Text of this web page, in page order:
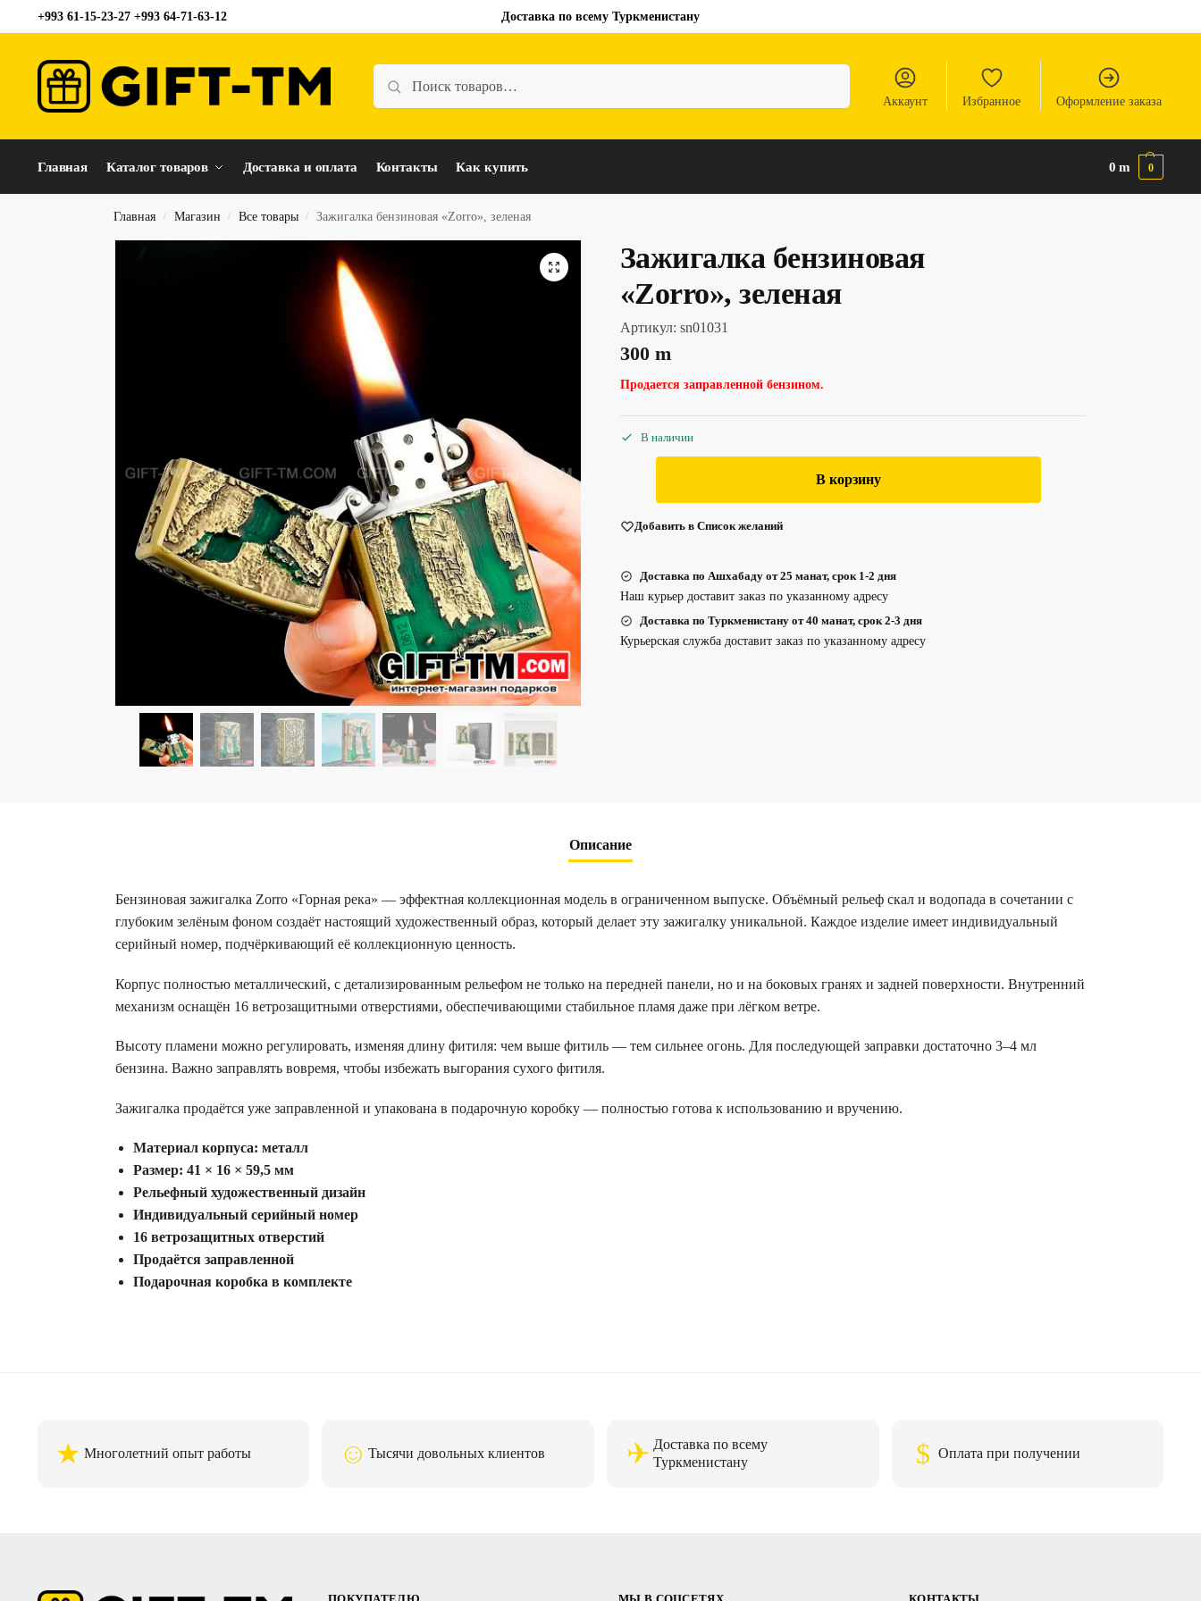
+993 61-15-23-27 +993 64-71-63-12 Доставка по всему Туркменистану
Аккаунт Избранное Оформление заказа
Главная Каталог товаров Доставка и оплата Контакты Как купить 0m 0
Главная / Магазин / Все товары / Зажигалка бензиновая «Zorro», зеленая
Зажигалка бензиновая
«Zorro», зеленая
Артикул: sn01031
300 m
Продается заправленной бензином.
В наличии
В корзину
Добавить в Список желаний
Доставка по Ашхабаду от 25 манат, срок 1-2 дня
Наш курьер доставит заказ по указанному адресу
Доставка по Туркменистану от 40 манат, срок 2-3 дня
Курьерская служба доставит заказ по указанному адресу
Описание
Бензиновая зажигалка Zorro «Горная река» — эффектная коллекционная модель в ограниченном выпуске. Объёмный рельеф скал и водопада в сочетании с
глубоким зелёным фоном создаёт настоящий художественный образ, который делает эту зажигалку уникальной. Каждое изделие имеет индивидуальный
серийный номер, подчёркивающий её коллекционную ценность.
Корпус полностью металлический, с детализированным рельефом не только на передней панели, но и на боковых гранях и задней поверхности. Внутренний
механизм оснащён 16 ветрозащитными отверстиями, обеспечивающими стабильное пламя даже при лёгком ветре.
Высоту пламени можно регулировать, изменяя длину фитиля: чем выше фитиль — тем сильнее огонь. Для последующей заправки достаточно 3–4 мл
бензина. Важно заправлять вовремя, чтобы избежать выгорания сухого фитиля.
Зажигалка продаётся уже заправленной и упакована в подарочную коробку — полностью готова к использованию и вручению.
Материал корпуса: металл
Размер: 41 × 16 × 59,5 мм
Рельефный художественный дизайн
Индивидуальный серийный номер
16 ветрозащитных отверстий
Продаётся заправленной
Подарочная коробка в комплекте
★ Многолетний опыт работы ☺ Тысячи довольных клиентов ✈ Доставка по всему
Туркменистану
$ Оплата при получении